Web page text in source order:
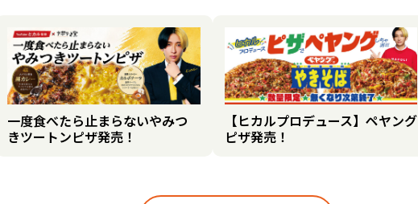
一度食べたら止まらないやみつ
きツートンピザ発売！
【ヒカルプロデュース】ペヤング
ピザ発売！